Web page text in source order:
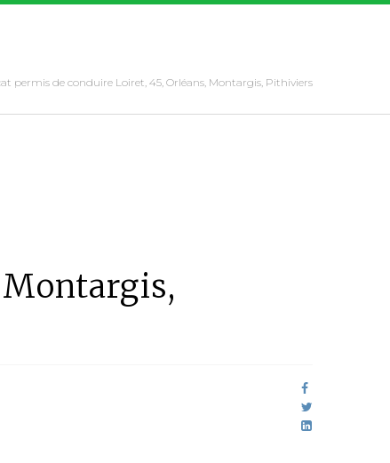
permis de conduire Loiret, 45, Orléans, Montargis, Pithiviers